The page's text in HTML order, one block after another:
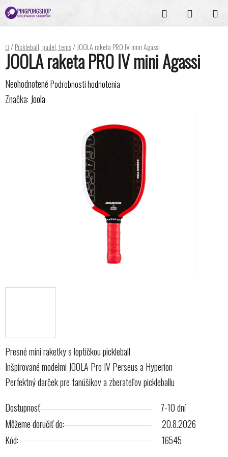
Prejsť
na
obsah
Hľadať
KOŠÍK
Domov
/Pickleball, padel, tenis/JOOLA raketa PRO IV mini Agassi
Presné mini raketky s loptičkou pickleball
Inšpirované modelmi JOOLA Pro IV Perseus a Hyperion
Perfektný darček pre fanúšikov a zberateľov pickleballu
Dostupnosť
7-10 dní
Môžeme doručiť do:
20.8.2026
Kód:
16545
JOOLA raketa PRO IV mini Agassi
Priemerné
hodnotenie
Neohodnotené Podrobnosti hodnotenia
Značka: Joola